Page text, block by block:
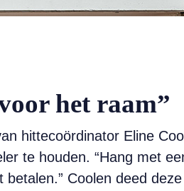
het raam”
hittecoördinator Eline
te houden. “Hang met
Coolen deed